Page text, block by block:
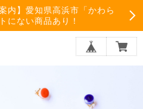
内】愛知県高浜市「かわら
にない商品あり！